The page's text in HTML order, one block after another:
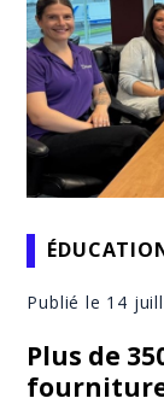
Publié le 14
Plus de